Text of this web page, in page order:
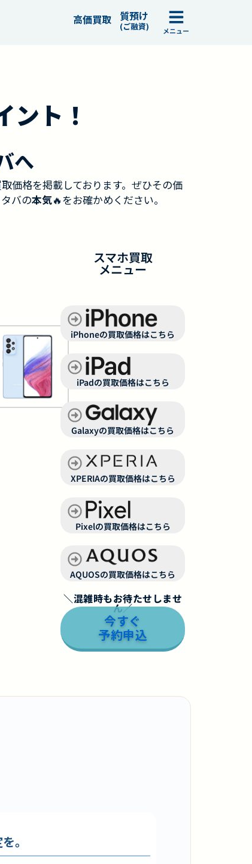
高価買取 質預け
(ご融資) メニュー
ント！
へ
価格を掲載しております。ぜひその価
バの本気🔥をお確かめください。
スマホ買取
メニュー
iPhoneの買取価格はこちら
iPadの買取価格はこちら
Galaxyの買取価格はこちら
XPERIAの買取価格はこちら
Pixelの買取価格はこちら
AQUOSの買取価格はこちら
＼混雑時もお待たせしませ
ん／
今すぐ
予約申込
。